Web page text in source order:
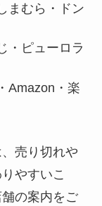
まむら・ドン
・ピューロラ
Amazon・楽
売り切れや
やすいこ
の案内をご